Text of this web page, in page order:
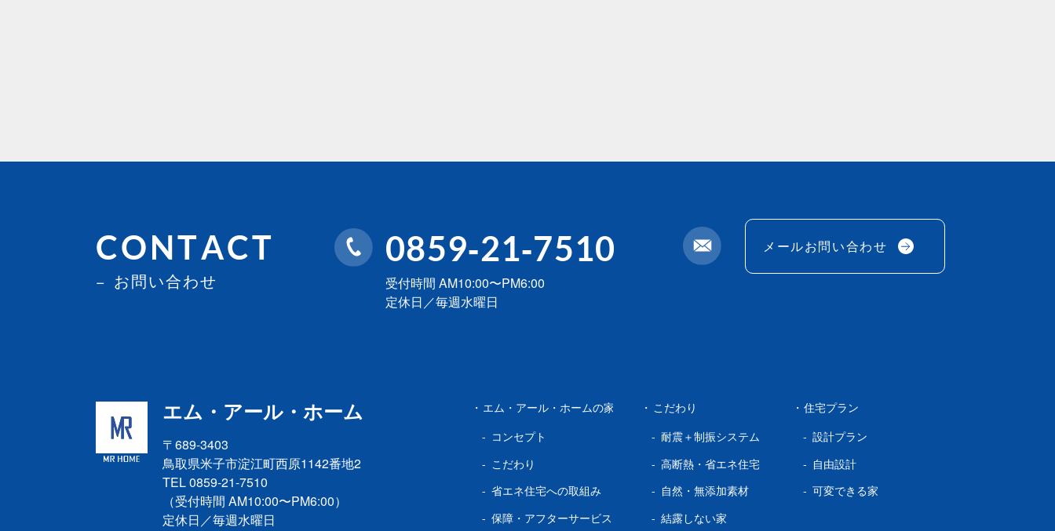
CONTACT
お問い合わせ
0859-21-7510
受付時間 AM10:00〜PM6:00
定休日／毎週水曜日
メールお問い合わせ
エム・アール・ホーム
〒689-3403
鳥取県米子市淀江町西原1142番地2
TEL 0859-21-7510
（受付時間 AM10:00〜PM6:00）
定休日／毎週水曜日
エム・アール・ホームの家
コンセプト
こだわり
省エネ住宅への取組み
保障・アフターサービス
こだわり
耐震＋制振システム
高断熱・省エネ住宅
自然・無添加素材
結露しない家
住宅プラン
設計プラン
自由設計
可変できる家